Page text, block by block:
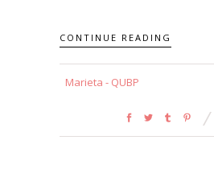
CONTINUE READING
Marieta - QUBP